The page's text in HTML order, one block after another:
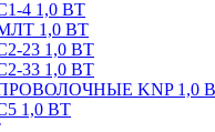
4 1,0 ВТ
1,0 ВТ
23 1,0 ВТ
33 1,0 ВТ
KNP 1,0
1,0 ВТ